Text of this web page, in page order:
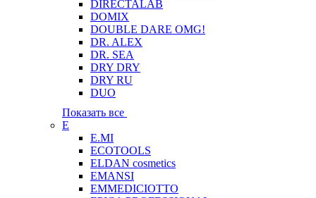
DIRECTALAB
DOMIX
DOUBLE DARE OMG!
DR. ALEX
DR. SEA
DRY DRY
DRY RU
DUO
Показать все
E
E.MI
ECOTOOLS
ELDAN cosmetics
EMANSI
EMMEDICIOTTO